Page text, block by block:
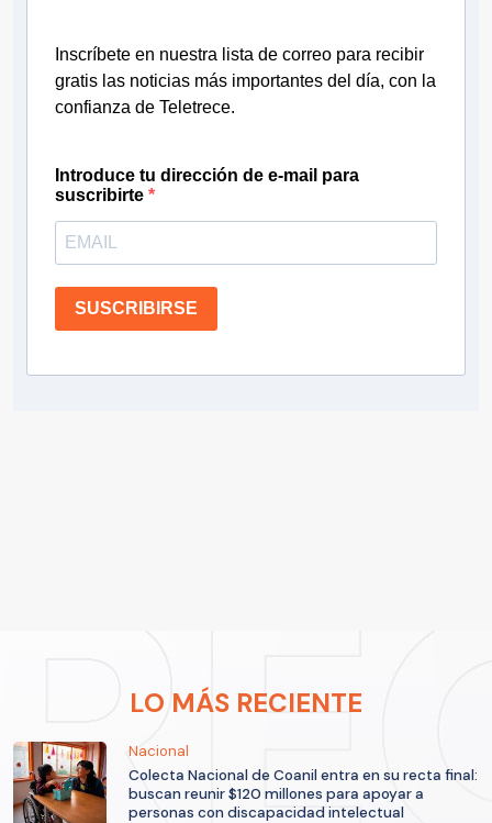
Inscríbete en nuestra lista de correo para recibir
gratis las noticias más importantes del día, con la
confianza de Teletrece.
Introduce tu dirección de e-mail para
suscribirte
SUSCRIBIRSE
LO MÁS RECIENTE
Nacional
Colecta Nacional de Coanil entra en su recta final:
buscan reunir $120 millones para apoyar a
personas con discapacidad intelectual